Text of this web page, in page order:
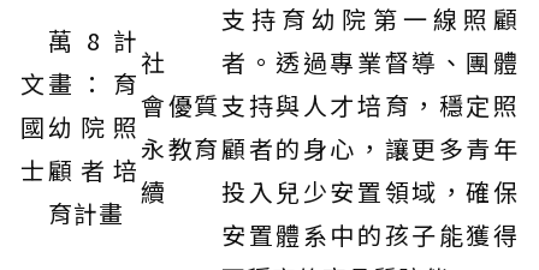
文
國
士
萬8計
畫：育
幼院照
顧者培
育計畫
社
會
永
續
優質
教育
支持育幼院第一線照顧
者。透過專業督導、團體
支持與人才培育，穩定照
顧者的身心，讓更多青年
投入兒少安置領域，確保
安置體系中的孩子能獲得